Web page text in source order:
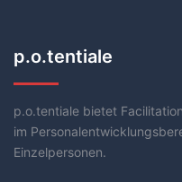
p.o.tentiale
p.o.tentiale bietet
im
Einzelpersonen.